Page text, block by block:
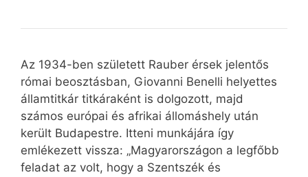
Az 1934-ben született Rauber érsek jelentős
római beosztásban, Giovanni Benelli helyettes
államtitkár titkáraként is dolgozott, majd
számos európai és afrikai állomáshely után
került Budapestre. Itteni munkájára így
emlékezett vissza: „Magyarországon a legfőbb
feladat az volt, hogy a Szentszék és